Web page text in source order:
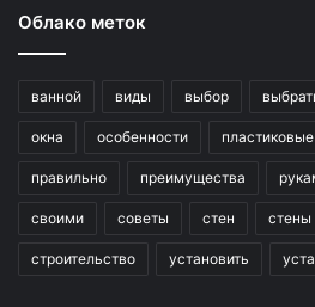
Облако меток
ванной виды выбор
окна особенности пластиковые
правильно преимущества
своими советы стен стены
строительство установить